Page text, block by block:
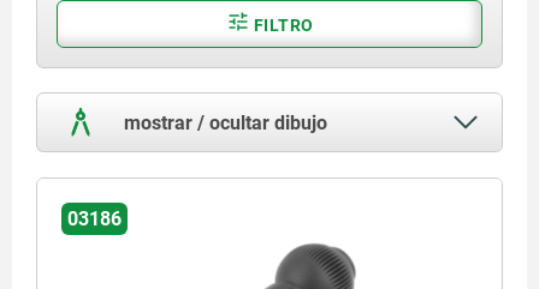
FILTRO
mostrar / ocultar dibujo
03186